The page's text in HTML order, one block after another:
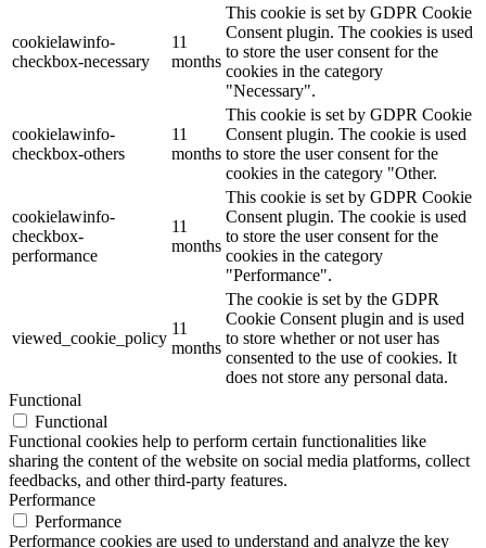
cookielawinfo-
checkbox-necessary
11
months
This cookie is set by GDPR Cookie
Consent plugin. The cookies is used
to store the user consent for the
cookies in the category
"Necessary".
cookielawinfo-
checkbox-others
11
months
This cookie is set by GDPR Cookie
Consent plugin. The cookie is used
to store the user consent for the
cookies in the category "Other.
cookielawinfo-
checkbox-
performance
11
months
This cookie is set by GDPR Cookie
Consent plugin. The cookie is used
to store the user consent for the
cookies in the category
"Performance".
viewed_cookie_policy
11
months
The cookie is set by the GDPR
Cookie Consent plugin and is used
to store whether or not user has
consented to the use of cookies. It
does not store any personal data.
Functional
Functional
Functional cookies help to perform certain functionalities like
sharing the content of the website on social media platforms, collect
feedbacks, and other third-party features.
Performance
Performance
Performance cookies are used to understand and analyze the key